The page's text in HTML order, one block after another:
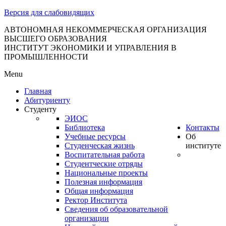
Версия для слабовидящих
АВТОНОМНАЯ НЕКОММЕРЧЕСКАЯ ОРГАНИЗАЦИЯ
ВЫСШЕГО ОБРАЗОВАНИЯ
ИНСТИТУТ ЭКОНОМИКИ И УПРАВЛЕНИЯ В
ПРОМЫШЛЕННОСТИ
Menu
Главная
Абитуриенту
Студенту
ЭИОС
Библиотека
Учебные ресурсы
Студенческая жизнь
Воспитательная работа
Студентческие отряды
Национальные проекты
Полезная информация
Контакты
Об
институте
Общая информация
Ректор Института
Сведения об образовательной
организации